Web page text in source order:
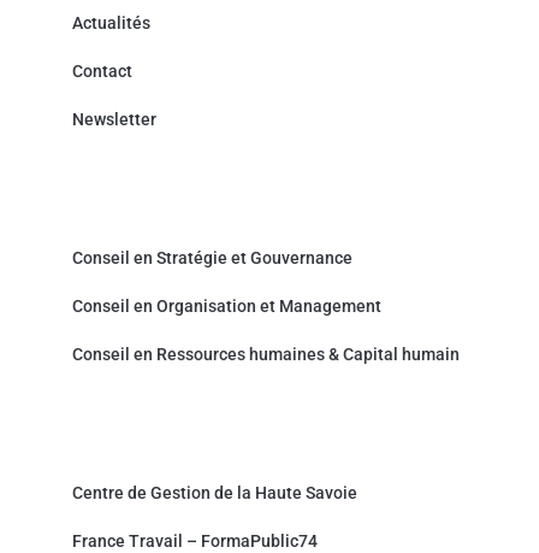
Actualités
Contact
Newsletter
Conseil en Stratégie et Gouvernance
Conseil en Organisation et Management
Conseil en Ressources humaines & Capital humain
Centre de Gestion de la Haute Savoie
France Travail – FormaPublic74